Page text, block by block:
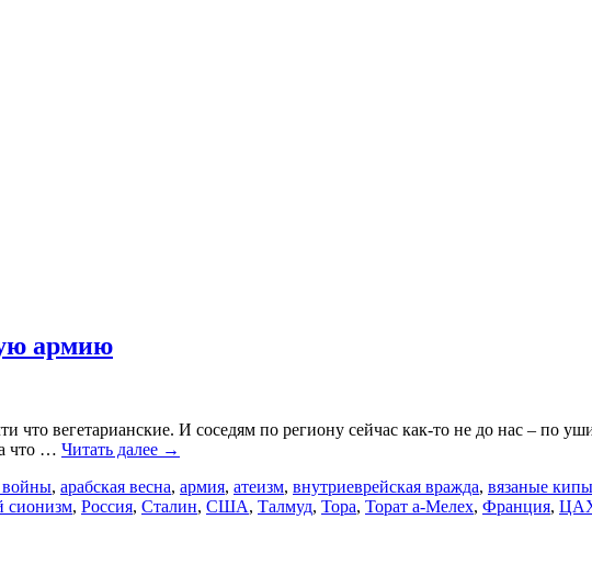
армию
вегетарианские. И соседям по региону сейчас как-то не до нас – по
что … Читать далее →
войны, арабская весна, армия, атеизм, внутриеврейская вражда, вязаные кипы
сионизм, Россия, Сталин, США, Талмуд, Тора, Торат а-Мелех, Франция,